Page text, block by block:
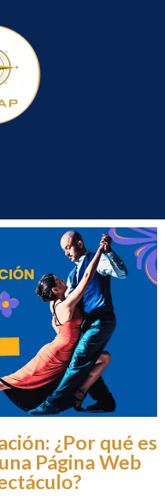
¿Por qué es
Página Web